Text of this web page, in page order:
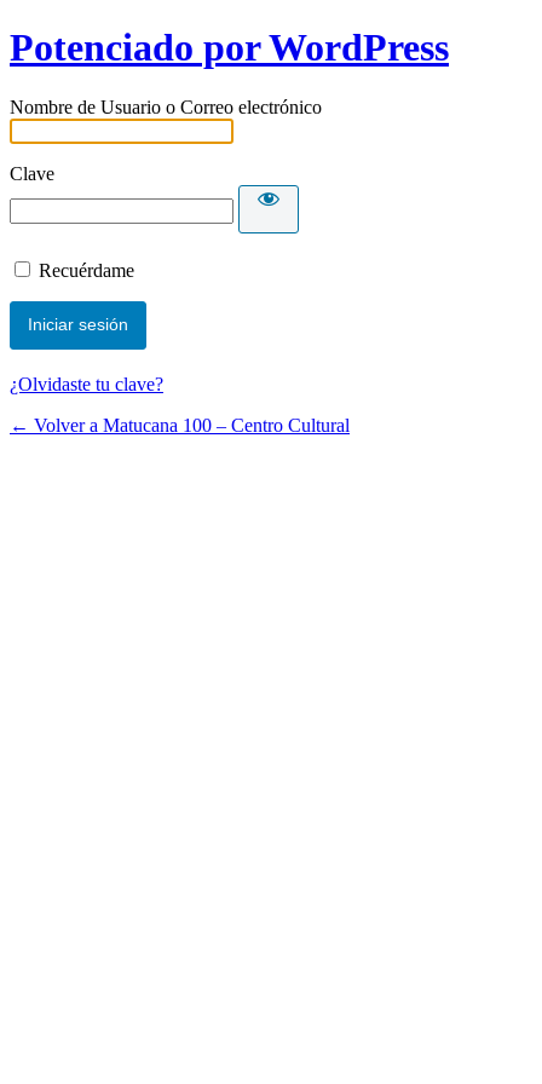
Potenciado por WordPress
Nombre de Usuario o Correo electrónico
Clave
Recuérdame
¿Olvidaste tu clave?
← Volver a Matucana 100 – Centro Cultural